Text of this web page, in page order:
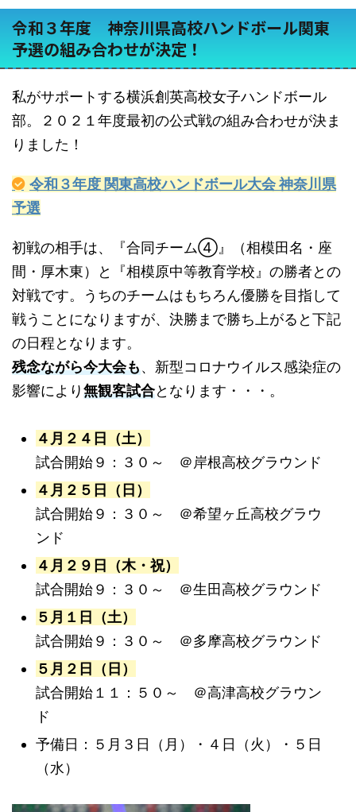
令和３年度 神奈川県高校ハンドボール関東
予選の組み合わせが決定！
私がサポートする横浜創英高校女子ハンドボール
部。２０２１年度最初の公式戦の組み合わせが決ま
りました！
令和３年度 関東高校ハンドボール大会 神奈川県
予選
初戦の相手は、『合同チーム④』（相模田名・座
間・厚木東）と『相模原中等教育学校』の勝者との
対戦です。うちのチームはもちろん優勝を目指して
戦うことになりますが、決勝まで勝ち上がると下記
の日程となります。
残念ながら今大会も、新型コロナウイルス感染症の
影響により無観客試合となります・・・。
４月２４日（土）
試合開始９：３０～ ＠岸根高校グラウンド
４月２５日（日）
試合開始９：３０～ ＠希望ヶ丘高校グラウ
ンド
４月２９日（木・祝）
試合開始９：３０～ ＠生田高校グラウンド
５月１日（土）
試合開始９：３０～ ＠多摩高校グラウンド
５月２日（日）
試合開始１１：５０～ ＠高津高校グラウン
ド
予備日：５月３日（月）・４日（火）・５日
（水）